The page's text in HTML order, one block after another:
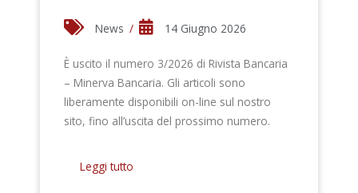
News / 14 Giugno 2026
È uscito il numero 3/2026 di Rivista Bancaria
– Minerva Bancaria. Gli articoli sono
liberamente disponibili on-line sul nostro
sito, fino all’uscita del prossimo numero.
Leggi tutto